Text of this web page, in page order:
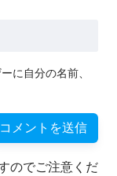
に自分の名前、
のでご注意くだ